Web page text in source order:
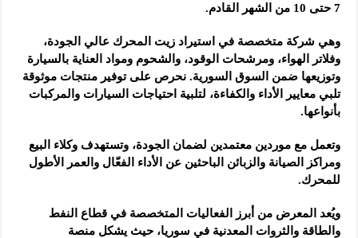
7 حتى 10 من الشهر القادم.
وهي شركة متخصصة في استيراد زيت المحرك عالي الجودة،
وفلاتر الهواء، ومرشحات الوقود، والشحوم ومواد العناية بالسيارة
وتوزيعها ضمن السوق السورية. نحرص على توفير منتجات موثوقة
تلبي معايير الأداء والكفاءة، لتلبية احتياجات السيارات والمركبات
بأنواعها.
وتعمل مع موردين معتمدين لضمان الجودة، وتستهدف وكلاء البيع
ومراكز الصيانة والزبائن الباحثين عن الأداء الفعّال والعمر الأطول
للمحرك.
ويُعد المعرض من أبرز الفعاليات المتخصصة في قطاع النفط
والطاقة والثروات المعدنية في سوريا، حيث يشكل منصة